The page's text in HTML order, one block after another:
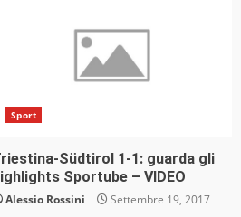
Sport
Südtirol 1-1: guarda gli
Sportube – VIDEO
Alessio Rossini Settembre 19, 2017